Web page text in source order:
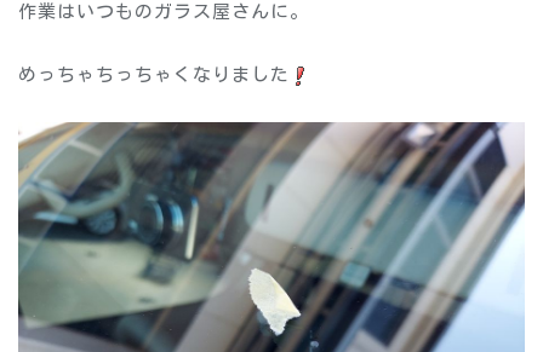
作業はいつものガラス屋さんに。
めっちゃちっちゃくなりました